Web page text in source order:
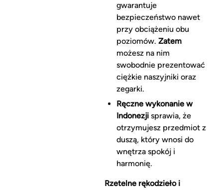
gwarantuje
bezpieczeństwo nawet
przy obciążeniu obu
poziomów. Zatem
możesz na nim
swobodnie prezentować
ciężkie naszyjniki oraz
zegarki.
Ręczne wykonanie w
Indonezjisprawia, że
otrzymujesz przedmiot z
duszą, który wnosi do
wnętrza spokój i
harmonię.
Rzetelne rękodzieło i